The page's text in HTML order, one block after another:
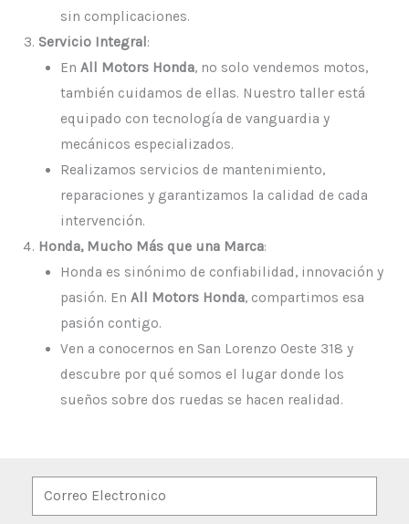
sin complicaciones.
Servicio Integral:
En All Motors Honda, no solo vendemos motos,
también cuidamos de ellas. Nuestro taller está
equipado con tecnología de vanguardia y
mecánicos especializados.
Realizamos servicios de mantenimiento,
reparaciones y garantizamos la calidad de cada
intervención.
Honda, Mucho Más que una Marca:
Honda es sinónimo de confiabilidad, innovación y
pasión. En All Motors Honda, compartimos esa
pasión contigo.
Ven a conocernos en San Lorenzo Oeste 318 y
descubre por qué somos el lugar donde los
sueños sobre dos ruedas se hacen realidad.